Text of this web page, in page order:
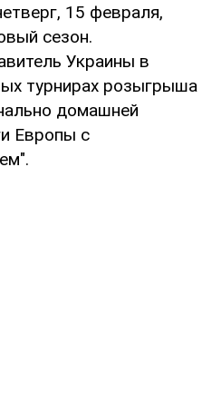
15 февраля,
сезон.
Украины в
турнирах розыгрыша
домашней
Европы с